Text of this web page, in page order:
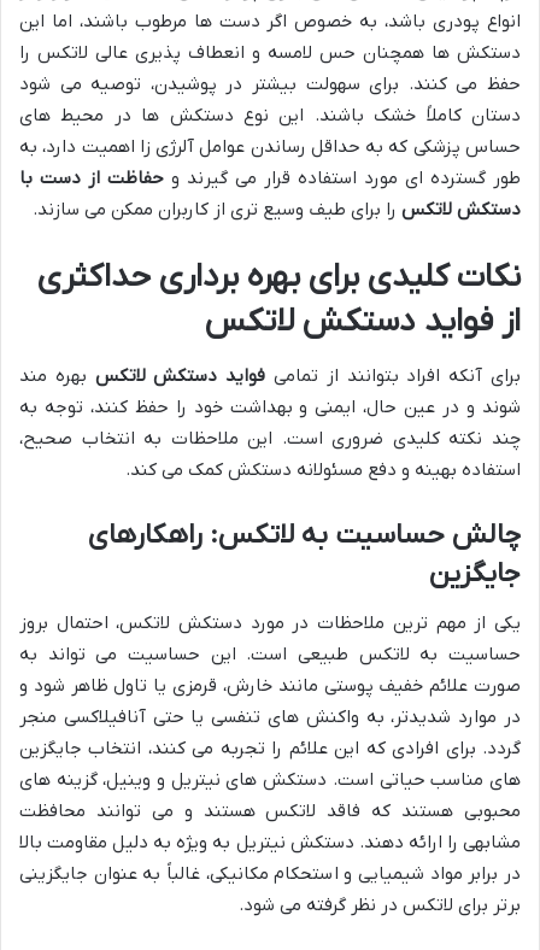
انواع پودری باشد، به خصوص اگر دست ها مرطوب باشند، اما این
دستکش ها همچنان حس لامسه و انعطاف پذیری عالی لاتکس را
حفظ می کنند. برای سهولت بیشتر در پوشیدن، توصیه می شود
دستان کاملاً خشک باشند. این نوع دستکش ها در محیط های
حساس پزشکی که به حداقل رساندن عوامل آلرژی زا اهمیت دارد، به
طور گسترده ای مورد استفاده قرار می گیرند و حفاظت از دست با
دستکش لاتکس را برای طیف وسیع تری از کاربران ممکن می سازند.
نکات کلیدی برای بهره برداری حداکثری
از فواید دستکش لاتکس
برای آنکه افراد بتوانند از تمامی فواید دستکش لاتکس بهره مند
شوند و در عین حال، ایمنی و بهداشت خود را حفظ کنند، توجه به
چند نکته کلیدی ضروری است. این ملاحظات به انتخاب صحیح،
استفاده بهینه و دفع مسئولانه دستکش کمک می کند.
چالش حساسیت به لاتکس: راهکارهای
جایگزین
یکی از مهم ترین ملاحظات در مورد دستکش لاتکس، احتمال بروز
حساسیت به لاتکس طبیعی است. این حساسیت می تواند به
صورت علائم خفیف پوستی مانند خارش، قرمزی یا تاول ظاهر شود و
در موارد شدیدتر، به واکنش های تنفسی یا حتی آنافیلاکسی منجر
گردد. برای افرادی که این علائم را تجربه می کنند، انتخاب جایگزین
های مناسب حیاتی است. دستکش های نیتریل و وینیل، گزینه های
محبوبی هستند که فاقد لاتکس هستند و می توانند محافظت
مشابهی را ارائه دهند. دستکش نیتریل به ویژه به دلیل مقاومت بالا
در برابر مواد شیمیایی و استحکام مکانیکی، غالباً به عنوان جایگزینی
برتر برای لاتکس در نظر گرفته می شود.